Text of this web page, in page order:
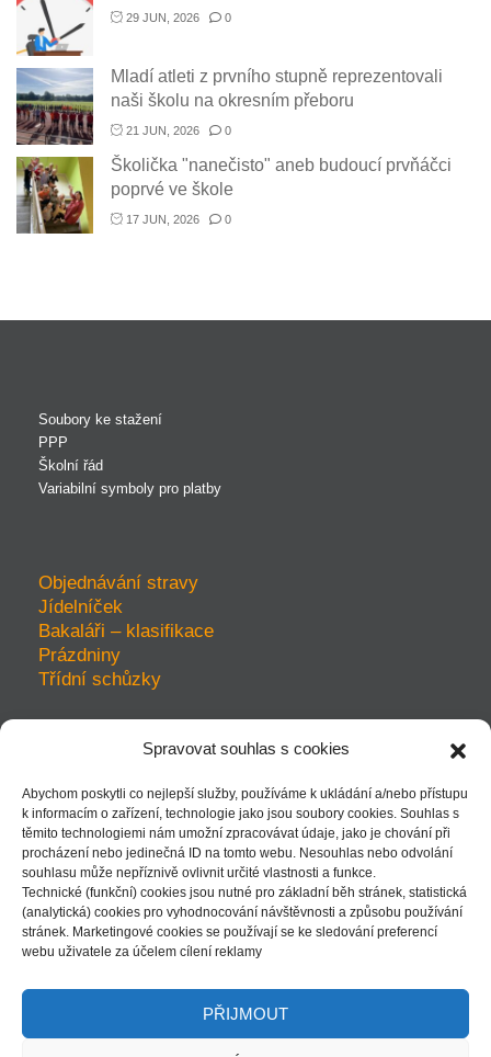
Spravovat souhlas s cookies
Abychom poskytli co nejlepší služby, používáme k ukládání a/nebo přístupu
k informacím o zařízení, technologie jako jsou soubory cookies. Souhlas s
těmito technologiemi nám umožní zpracovávat údaje, jako je chování při
procházení nebo jedinečná ID na tomto webu. Nesouhlas nebo odvolání
souhlasu může nepříznivě ovlivnit určité vlastnosti a funkce.
Technické (funkční) cookies jsou nutné pro základní běh stránek, statistická
(analytická) cookies pro vyhodnocování návštěvnosti a způsobu používání
stránek. Marketingové cookies se používají se ke sledování preferencí
webu uživatele za účelem cílení reklamy
PŘIJMOUT
29 JUN, 2026 0
Mladí atleti z prvního stupně reprezentovali
naši školu na okresním přeboru
21 JUN, 2026 0
Školička "nanečisto" aneb budoucí prvňáčci
poprvé ve škole
17 JUN, 2026 0
Soubory ke stažení
PPP
Školní řád
Variabilní symboly pro platby
Objednávání stravy
Jídelníček
Bakaláři – klasifikace
Prázdniny
Třídní schůzky
ochrana soukromí
mapa webu
kudy k nám - mapka
| přihlásit |